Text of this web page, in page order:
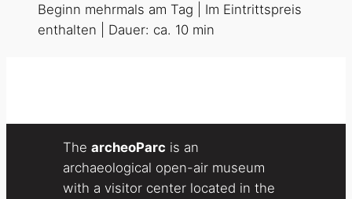
Beginn mehrmals am Tag | Im Eintrittspreis
enthalten | Dauer: ca. 10 min
The archeoParc is an
archaeological open-air museum
with a visitor center located in the